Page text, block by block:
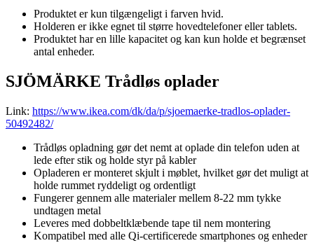
Produktet er kun tilgængeligt i farven hvid.
Holderen er ikke egnet til større hovedtelefoner eller tablets.
Produktet har en lille kapacitet og kan kun holde et begrænset
antal enheder.
SJÖMÄRKE Trådløs oplader
Link: https://www.ikea.com/dk/da/p/sjoemaerke-tradlos-oplader-
50492482/
Trådløs opladning gør det nemt at oplade din telefon uden at
lede efter stik og holde styr på kabler
Opladeren er monteret skjult i møblet, hvilket gør det muligt at
holde rummet ryddeligt og ordentligt
Fungerer gennem alle materialer mellem 8-22 mm tykke
undtagen metal
Leveres med dobbeltklæbende tape til nem montering
Kompatibel med alle Qi-certificerede smartphones og enheder